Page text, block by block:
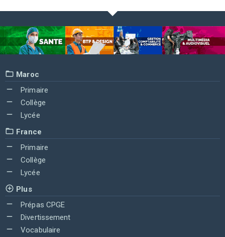
Maroc
Primaire
Collège
Lycée
France
Primaire
Collège
Lycée
Plus
Prépas CPGE
Divertissement
Vocabulaire